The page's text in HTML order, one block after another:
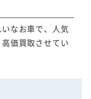
なお車で、人気
価買取させてい